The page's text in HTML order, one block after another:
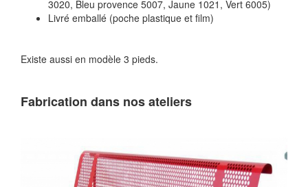
3020, Bleu provence 5007, Jaune 1021, Vert 6005)
Livré emballé (poche plastique et film)
Existe aussi en modèle 3 pieds.
Fabrication dans nos ateliers